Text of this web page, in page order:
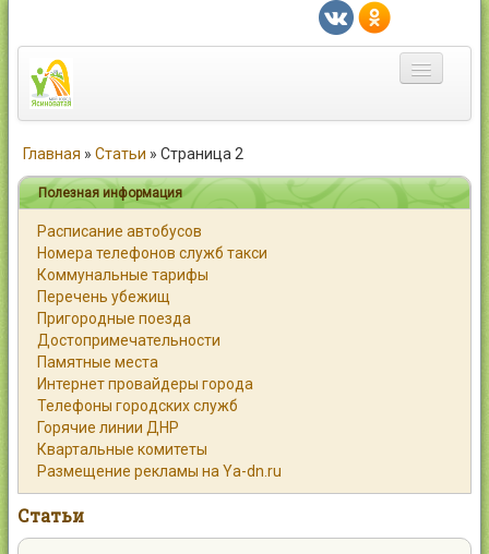
Город
Статьи
Каталог
Справочник
Работа
Объявления
Помощь
Контакты
Главная » Статьи » Страница 2
Полезная информация
Расписание автобусов
Номера телефонов служб такси
Коммунальные тарифы
Перечень убежищ
Пригородные поезда
Достопримечательности
Памятные места
Интернет провайдеры города
Телефоны городских служб
Горячие линии ДНР
Квартальные комитеты
Размещение рекламы на Ya-dn.ru
Статьи